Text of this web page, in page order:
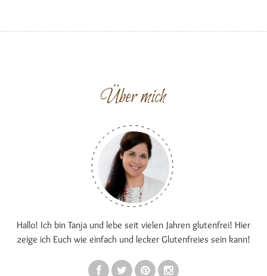
Über mich
Hallo! Ich bin Tanja und lebe seit vielen Jahren glutenfrei! Hier
zeige ich Euch wie einfach und lecker Glutenfreies sein kann!